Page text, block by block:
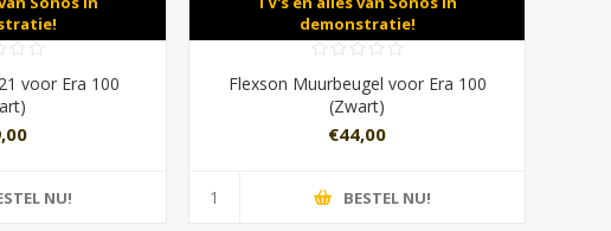
voor Era 100
NU!
demonstratie!
Flexson Muurbeugel voor Era 100
(Zwart)
€44,00
BESTEL NU!